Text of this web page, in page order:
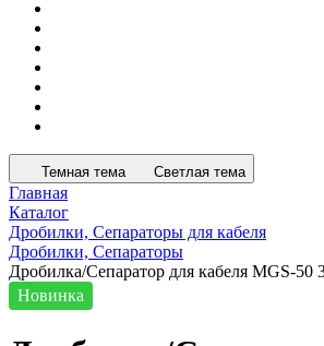
Темная тема Светлая тема
Главная
Каталог
Дробилки, Сепараторы для кабеля
Дробилки, Сепараторы
Дробилка/Сепаратор для кабеля MGS-50
Новинка